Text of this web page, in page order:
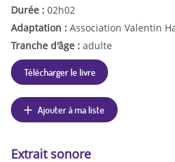
Durée : 02h02
Adaptation : Association Valentin
Tranche d'âge : adulte
Télécharger le livre
Ajouter à ma liste
Extrait sonore